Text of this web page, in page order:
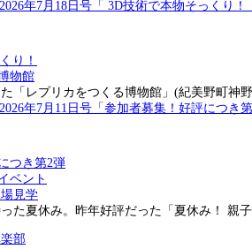
り！
物館
「レプリカをつくる博物館」(紀美野町神
つき第2弾
ベント
見学
た夏休み。昨年好評だった「夏休み！ 親